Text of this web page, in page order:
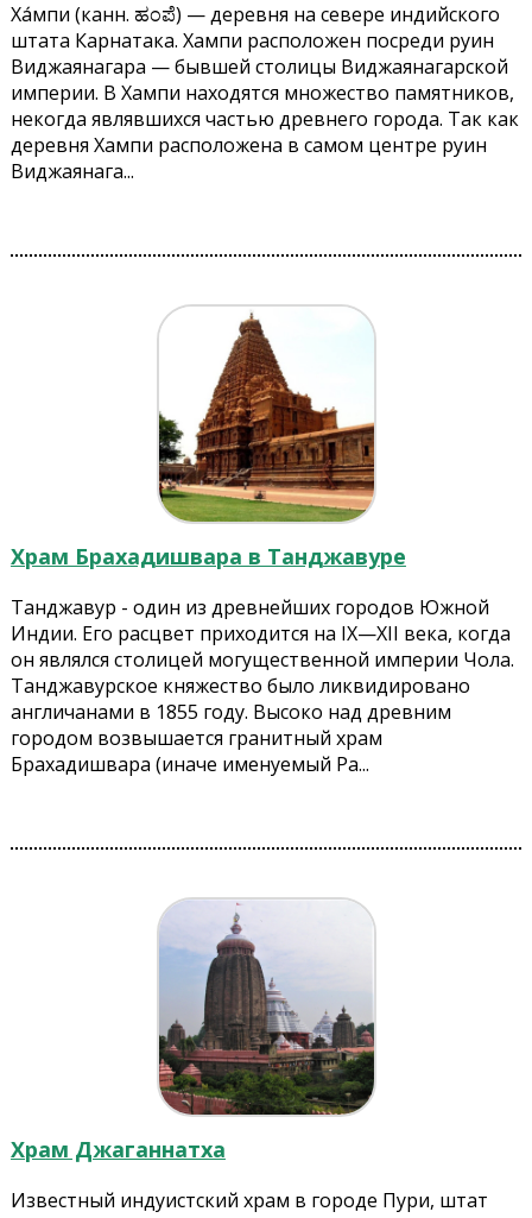
Ха́мпи (канн. ಹಂಪೆ) — деревня на севере индийского
штата Карнатака. Хампи расположен посреди руин
Виджаянагара — бывшей столицы Виджаянагарской
империи. В Хампи находятся множество памятников,
некогда являвшихся частью древнего города. Так как
деревня Хампи расположена в самом центре руин
Виджаянага...
Храм Брахадишвара в Танджавуре
Танджавур - один из древнейших городов Южной
Индии. Его расцвет приходится на IX—XII века, когда
он являлся столицей могущественной империи Чола.
Танджавурское княжество было ликвидировано
англичанами в 1855 году. Высоко над древним
городом возвышается гранитный храм
Брахадишвара (иначе именуемый Ра...
Храм Джаганнатха
Известный индуистский храм в городе Пури, штат